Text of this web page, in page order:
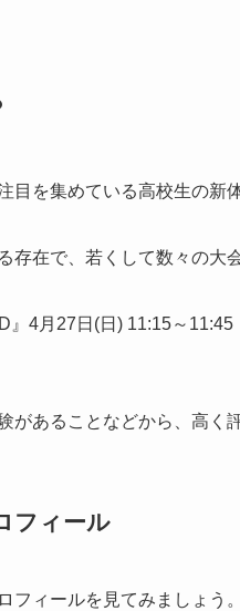
目を集めている高校生の新
存在で、若くして数々の大
』4月27日(日) 11:15～
があることなどから、高く
フィール
フィールを見てみましょう。